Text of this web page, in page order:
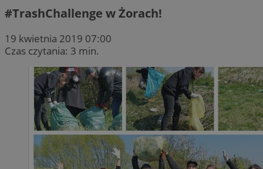
#TrashChallenge w Żorach!
19 kwietnia 2019 07:00
Czas czytania: 3 min.